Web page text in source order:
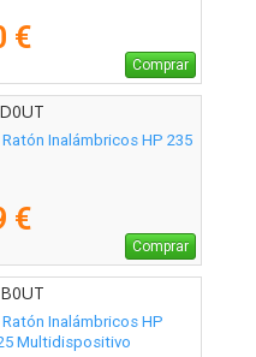
€
Comprar
Inalámbricos HP 235
€
Comprar
Inalámbricos HP
Multidispositivo